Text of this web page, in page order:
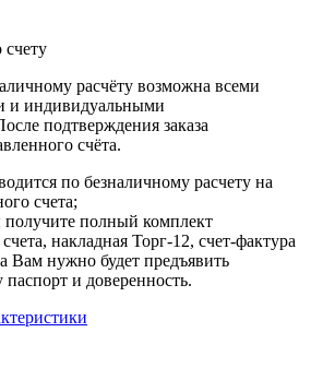
счету
расчёту возможна всеми
и индивидуальными
подтверждения заказа
счёта.
по безналичному расчету на
счета;
полный комплект
накладная Торг-12, счет-фактура
Вам нужно будет предъявить
и доверенность.